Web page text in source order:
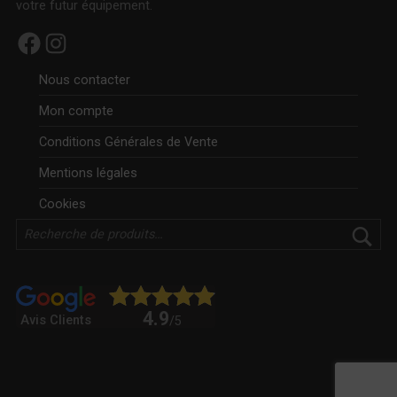
votre futur équipement.
Facebook Instagram
Nous contacter
Mon compte
Conditions Générales de Vente
Mentions légales
Cookies
Avis Clients 4.9/5